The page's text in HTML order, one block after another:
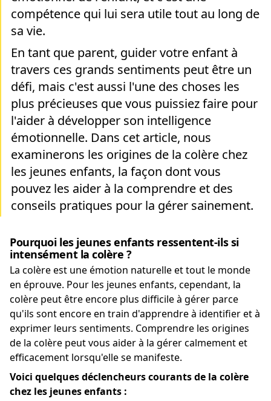
compétence qui lui sera utile tout au long de
sa vie.
En tant que parent, guider votre enfant à
travers ces grands sentiments peut être un
défi, mais c'est aussi l'une des choses les
plus précieuses que vous puissiez faire pour
l'aider à développer son intelligence
émotionnelle. Dans cet article, nous
examinerons les origines de la colère chez
les jeunes enfants, la façon dont vous
pouvez les aider à la comprendre et des
conseils pratiques pour la gérer sainement.
Pourquoi les jeunes enfants ressentent-ils si
intensément la colère ?
La colère est une émotion naturelle et tout le monde
en éprouve. Pour les jeunes enfants, cependant, la
colère peut être encore plus difficile à gérer parce
qu'ils sont encore en train d'apprendre à identifier et à
exprimer leurs sentiments. Comprendre les origines
de la colère peut vous aider à la gérer calmement et
efficacement lorsqu'elle se manifeste.
Voici quelques déclencheurs courants de la colère
chez les jeunes enfants :